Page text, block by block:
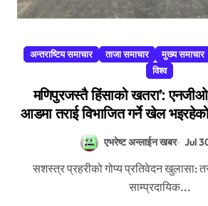
अन्तराष्टिय समाचार ताजा समाचार मुख्य समाचार
विश्व
मणिपुरजस्तै हिंसाको खतरा’:
आडमा तराई विभाजित गर्ने खेल
एभरेष्ट अन्लाईन खबर Jul
सशस्त्र प्रहरीको गोप्य प्रतिवेदन खुलासा: तराई-मधेशमा जातीय र
साम्प्रदायिक...